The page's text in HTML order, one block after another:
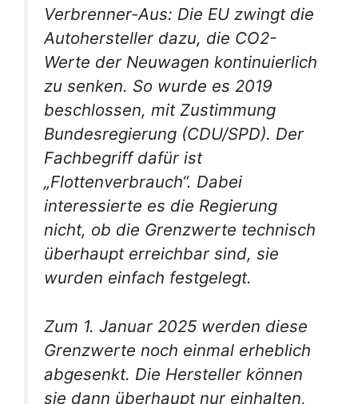
Verbrenner-Aus: Die EU zwingt die
Autohersteller dazu, die CO2-
Werte der Neuwagen kontinuierlich
zu senken. So wurde es 2019
beschlossen, mit Zustimmung
Bundesregierung (CDU/SPD). Der
Fachbegriff dafür ist
„Flottenverbrauch“. Dabei
interessierte es die Regierung
nicht, ob die Grenzwerte technisch
überhaupt erreichbar sind, sie
wurden einfach festgelegt.
Zum 1. Januar 2025 werden diese
Grenzwerte noch einmal erheblich
abgesenkt. Die Hersteller können
sie dann überhaupt nur einhalten,